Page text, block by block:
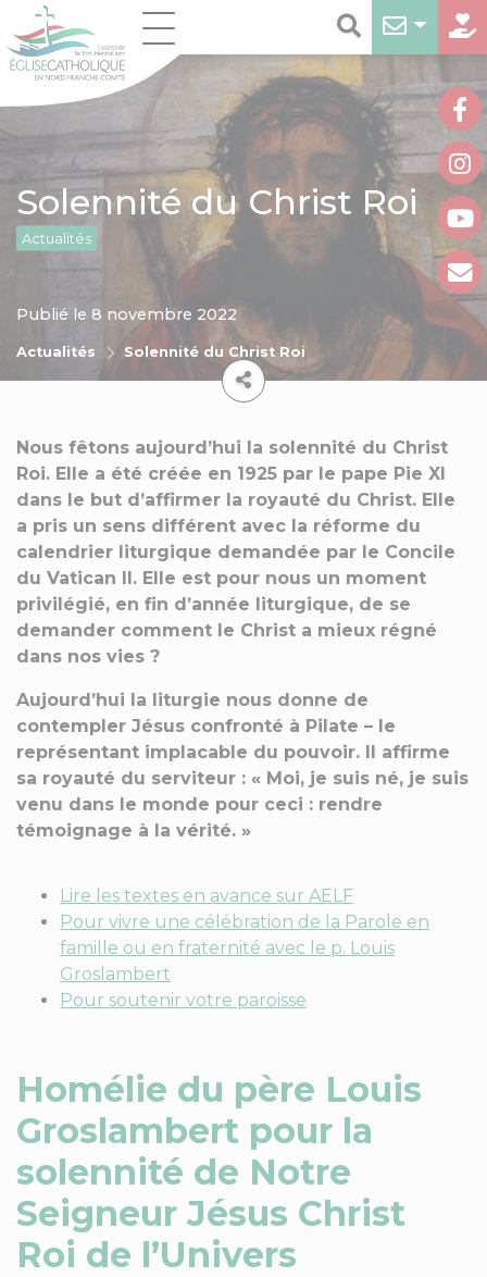
Solennité du Christ Roi
Actualités
Actualités Solennité du Christ Roi
Publié le 8 novembre 2022
Nous fêtons aujourd’hui la solennité du Christ
Roi. Elle a été créée en 1925 par le pape Pie XI
dans le but d’affirmer la royauté du Christ. Elle
a pris un sens différent avec la réforme du
calendrier liturgique demandée par le Concile
du Vatican II. Elle est pour nous un moment
privilégié, en fin d’année liturgique, de se
demander comment le Christ a mieux régné
dans nos vies ?
Aujourd’hui la liturgie nous donne de
contempler Jésus confronté à Pilate – le
représentant implacable du pouvoir. Il affirme
sa royauté du serviteur : « Moi, je suis né, je suis
venu dans le monde pour ceci : rendre
témoignage à la vérité. »
Lire les textes en avance sur AELF
Pour vivre une célébration de la Parole en
famille ou en fraternité avec le p. Louis
Groslambert
Pour soutenir votre paroisse
Homélie du père Louis
Groslambert pour la
solennité de Notre
Seigneur Jésus Christ
Roi de l’Univers